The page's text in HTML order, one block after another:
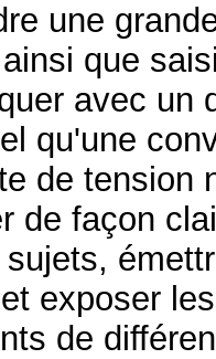
une
que
avec un
qu'une
de tension
de façon
exposer
de